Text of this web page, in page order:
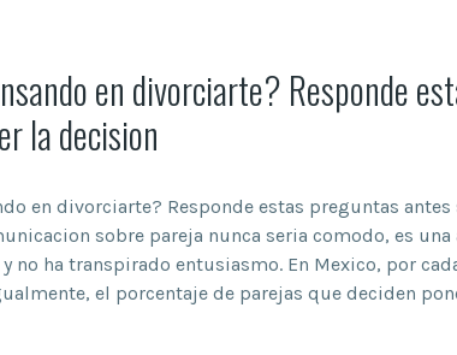
en divorciarte? Responde
la decision
en divorciarte? Responde estas preguntas
sobre pareja nunca seri­a comodo, es
no ha transpirado entusiasmo. En Mexico, por
el porcentaje de parejas que deciden